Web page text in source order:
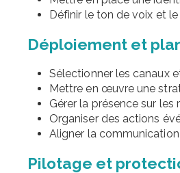
Définir le ton de voix et
Déploiement et
Sélectionner les canaux
Mettre en œuvre une
Gérer la présence sur
Organiser des actions
Aligner la
Pilotage et